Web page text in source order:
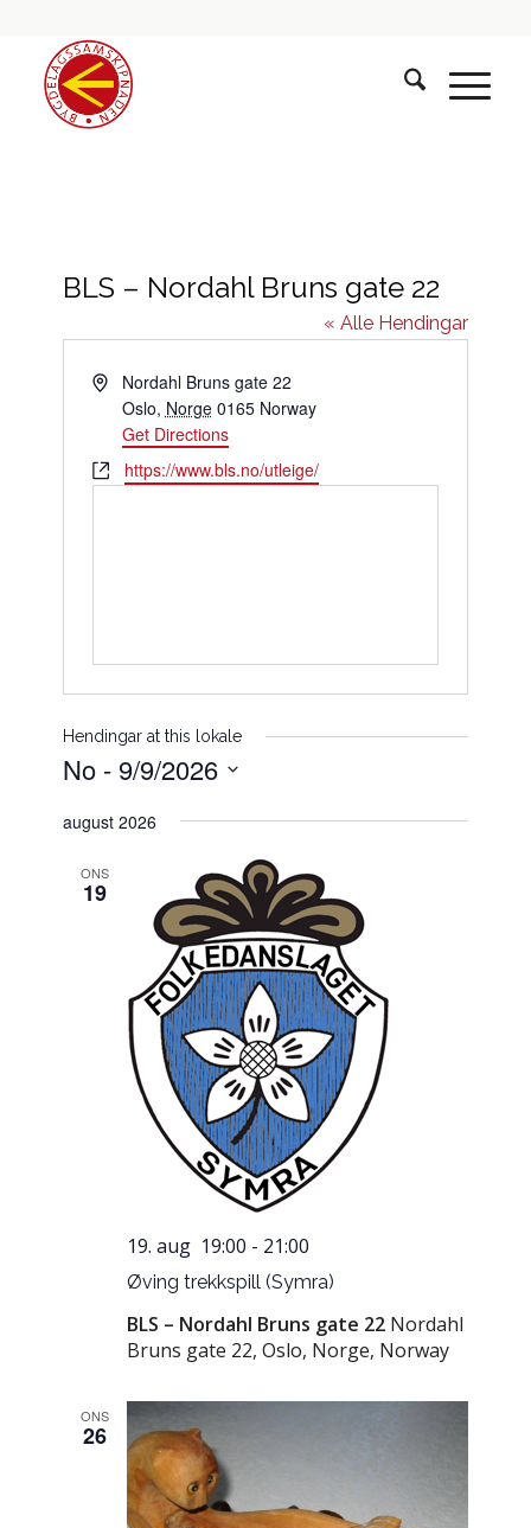
BLS – Nordahl Bruns gate 22
« Alle Hendingar
AddressNordahl Bruns gate 22
Oslo, Norge 0165 Norway
Get Directions
Websitehttps://www.bls.no/utleige/
Hendingar at this lokale
No - 9/9/2026
dato.
august 2026
ONS
19
Øving trekkspill (Symra)
19. aug 19:00 - 21:00
BLS – Nordahl Bruns gate 22 Nordahl
Bruns gate 22, Oslo, Norge, Norway
ONS
26